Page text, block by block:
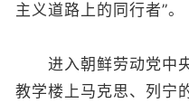
主义道路上的同行者”。
进入朝鲜劳动党中央
教学楼上马克思、列宁